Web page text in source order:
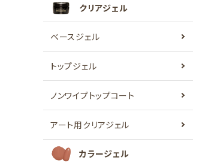
クリアジェル
ベースジェル
トップジェル
ノンワイプトップコート
アート用クリアジェル
カラージェル